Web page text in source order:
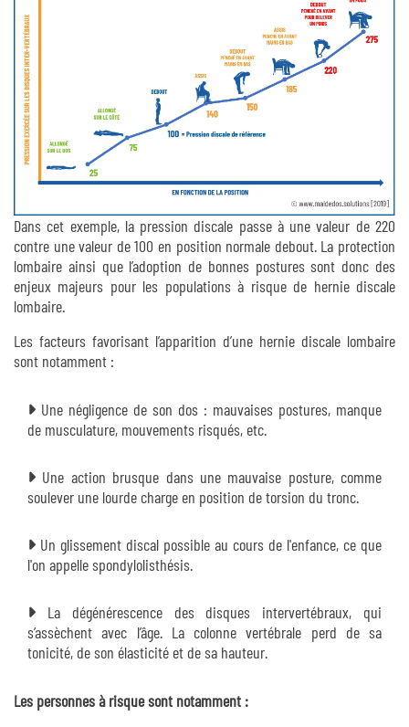
Dans cet exemple, la pression discale passe à une valeur de 220
contre une valeur de 100 en position normale debout. La protection
lombaire ainsi que l’adoption de bonnes postures sont donc des
enjeux majeurs pour les populations à risque de hernie discale
lombaire.
Les facteurs favorisant l’apparition d’une hernie discale lombaire
sont notamment :
Une négligence de son dos : mauvaises postures, manque
de musculature, mouvements risqués, etc.
Une action brusque dans une mauvaise posture, comme
soulever une lourde charge en position de torsion du tronc.
Un glissement discal possible au cours de l'enfance, ce que
l'on appelle spondylolisthésis.
La dégénérescence des disques intervertébraux, qui
s’assèchent avec l’âge. La colonne vertébrale perd de sa
tonicité, de son élasticité et de sa hauteur.
Les personnes à risque sont notamment :